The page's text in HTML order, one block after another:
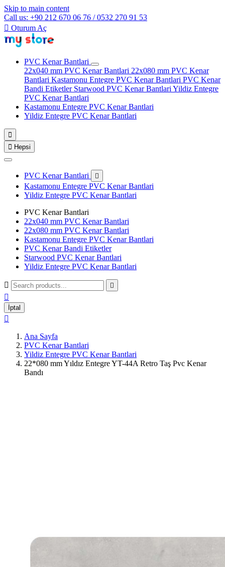
Skip to main content
Call us: +90 212 670 06 76 / 0532 270 91 53
 Oturum Aç
PVC Kenar Bantlari
22x040 mm PVC Kenar Bantlari 22x080 mm PVC Kenar
Bantlari Kastamonu Entegre PVC Kenar Bantlari PVC Kenar
Bandi Etiketler Starwood PVC Kenar Bantlari Yildiz Entegre
PVC Kenar Bantlari
Kastamonu Entegre PVC Kenar Bantlari
Yildiz Entegre PVC Kenar Bantlari

 Hepsi
PVC Kenar Bantlari 
Kastamonu Entegre PVC Kenar Bantlari
Yildiz Entegre PVC Kenar Bantlari
PVC Kenar Bantlari
22x040 mm PVC Kenar Bantlari
22x080 mm PVC Kenar Bantlari
Kastamonu Entegre PVC Kenar Bantlari
PVC Kenar Bandi Etiketler
Starwood PVC Kenar Bantlari
Yildiz Entegre PVC Kenar Bantlari
 

İptal

Ana Sayfa
PVC Kenar Bantlari
Yildiz Entegre PVC Kenar Bantlari
22*080 mm Yıldız Entegre YT-44A Retro Taş Pvc Kenar
Bandı